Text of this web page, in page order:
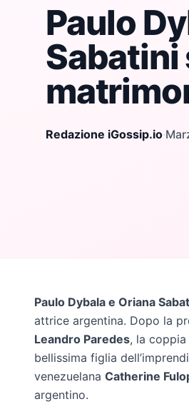
Paulo
Sabatini
Redazione iGossip.io·
Paulo Dybala e Oriana
attrice argentina. Dopo la
Leandro Paredes, la
bellissima figlia
venezuelana Catherine
argentino.